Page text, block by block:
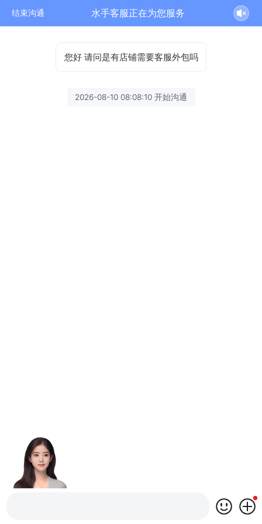
结束沟通 水手客服正在为您服务
您好 请问是有店铺需要客服外包吗
2026-08-10 08:08:10 开始沟通